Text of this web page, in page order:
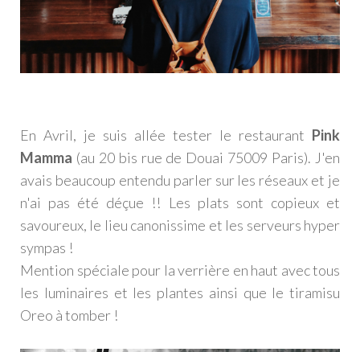
En Avril, je suis allée tester le restaurant Pink
Mamma (au 20 bis rue de Douai 75009 Paris). J'en
avais beaucoup entendu parler sur les réseaux et je
n'ai pas été déçue !! Les plats sont copieux et
savoureux, le lieu canonissime et les serveurs hyper
sympas !
Mention spéciale pour la verrière en haut avec tous
les luminaires et les plantes ainsi que le tiramisu
Oreo à tomber !